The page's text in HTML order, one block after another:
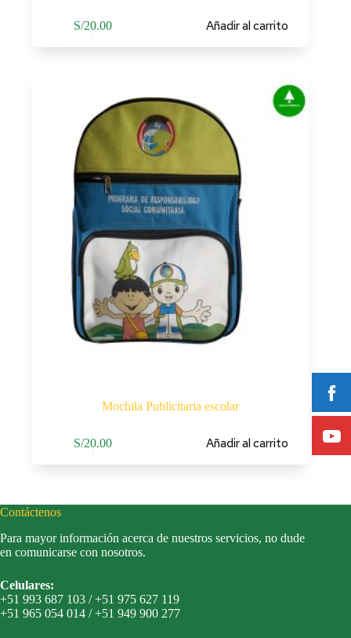
S/20.00 Añadir al carrito
Mochila Publicitaria escolar
S/20.00 Añadir al carrito
Contáctenos
Para mayor información acerca de nuestros servicios, no dude
en comunicarse con nosotros.
Celulares:
+51 993 687 103 / +51 975 627 119
+51 965 054 014 / +51 949 900 277